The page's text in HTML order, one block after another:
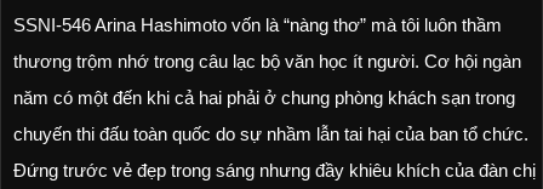
SSNI-546 Arina Hashimoto vốn là “nàng thơ” mà tôi luôn thầm
thương trộm nhớ trong câu lạc bộ văn học ít người. Cơ hội ngàn
năm có một đến khi cả hai phải ở chung phòng khách sạn trong
chuyến thi đấu toàn quốc do sự nhầm lẫn tai hại của ban tổ chức.
Đứng trước vẻ đẹp trong sáng nhưng đầy khiêu khích của đàn chị